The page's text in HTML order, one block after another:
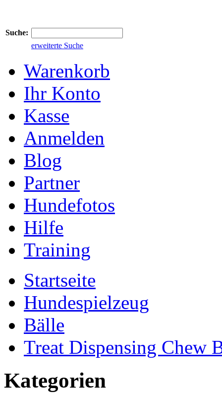
Suche:
erweiterte Suche
Warenkorb
Ihr Konto
Kasse
Anmelden
Blog
Partner
Hundefotos
Hilfe
Training
Startseite
Hundespielzeug
Bälle
Treat Dispensing Chew
Kategorien